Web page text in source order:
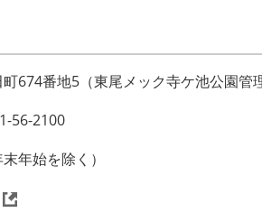
674番地5（東尾メック寺ケ池公園管
56-2100
年始を除く）